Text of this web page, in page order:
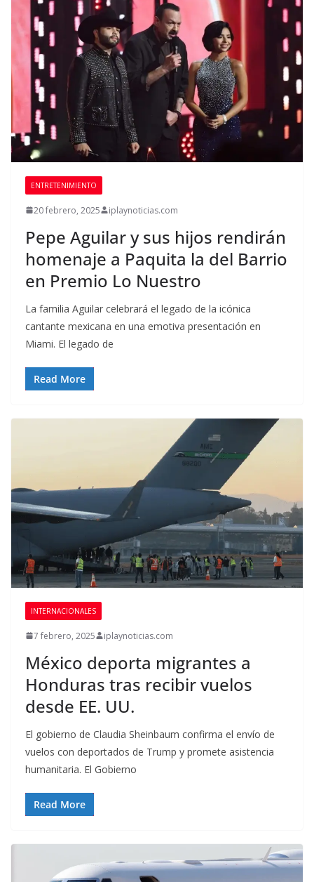
ENTRETENIMIENTO
20 febrero, 2025 iplaynoticias.com
Pepe Aguilar y sus hijos rendirán
homenaje a Paquita la del Barrio
en Premio Lo Nuestro
La familia Aguilar celebrará el legado de la icónica
cantante mexicana en una emotiva presentación en
Miami. El legado de
Read More
INTERNACIONALES
7 febrero, 2025 iplaynoticias.com
México deporta migrantes a
Honduras tras recibir vuelos
desde EE. UU.
El gobierno de Claudia Sheinbaum confirma el envío de
vuelos con deportados de Trump y promete asistencia
humanitaria. El Gobierno
Read More